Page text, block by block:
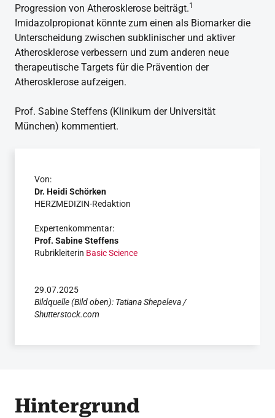
Progression von Atherosklerose beiträgt.1
Imidazolpropionat könnte zum einen als Biomarker die
Unterscheidung zwischen subklinischer und aktiver
Atherosklerose verbessern und zum anderen neue
therapeutische Targets für die Prävention der
Atherosklerose aufzeigen.
Prof. Sabine Steffens (Klinikum der Universität
München) kommentiert.
Von:
Dr. Heidi Schörken
HERZMEDIZIN-Redaktion
Expertenkommentar:
Prof. Sabine Steffens
Rubrikleiterin Basic Science
29.07.2025
Bildquelle (Bild oben): Tatiana Shepeleva /
Shutterstock.com
Hintergrund